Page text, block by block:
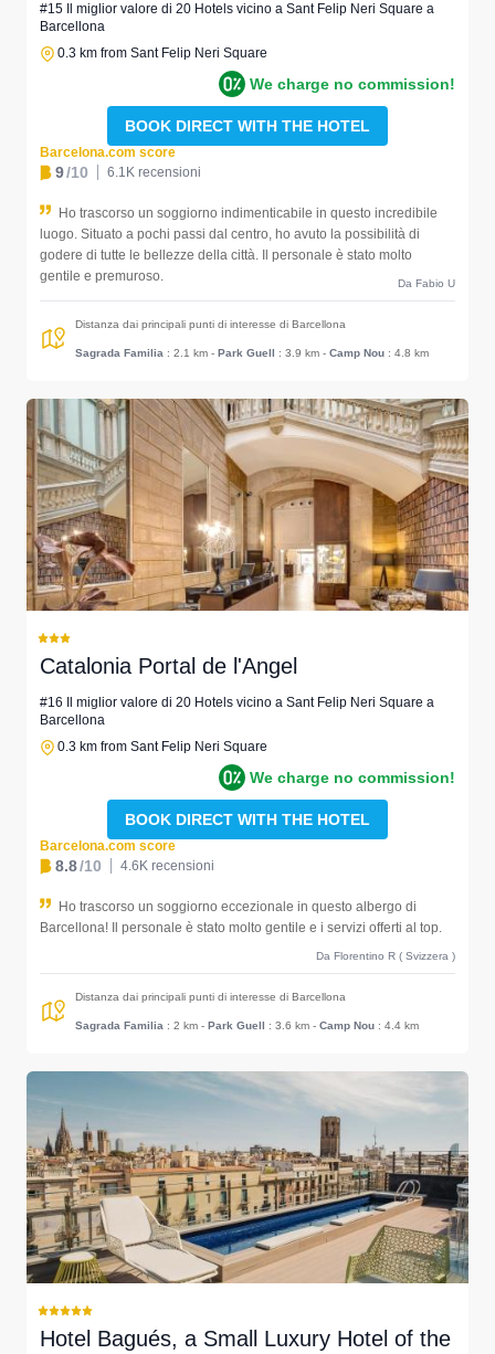
#15 Il miglior valore di 20 Hotels vicino a Sant Felip Neri Square a
Barcellona
0.3 km from Sant Felip Neri Square
We charge no commission!
BOOK DIRECT WITH THE HOTEL
Barcelona.com score
9/10 6.1K recensioni
Ho trascorso un soggiorno indimenticabile in questo incredibile
luogo. Situato a pochi passi dal centro, ho avuto la possibilità di
godere di tutte le bellezze della città. Il personale è stato molto
gentile e premuroso.
Da Fabio U
Distanza dai principali punti di interesse di Barcellona
Sagrada Familia : 2.1 km - Park Guell : 3.9 km - Camp Nou : 4.8 km
Catalonia Portal de l'Angel
#16 Il miglior valore di 20 Hotels vicino a Sant Felip Neri Square a
Barcellona
0.3 km from Sant Felip Neri Square
We charge no commission!
BOOK DIRECT WITH THE HOTEL
Barcelona.com score
8.8/10 4.6K recensioni
Ho trascorso un soggiorno eccezionale in questo albergo di
Barcellona! Il personale è stato molto gentile e i servizi offerti al top.
Da Florentino R ( Svizzera )
Distanza dai principali punti di interesse di Barcellona
Sagrada Familia : 2 km - Park Guell : 3.6 km - Camp Nou : 4.4 km
Hotel Bagués, a Small Luxury Hotel of the